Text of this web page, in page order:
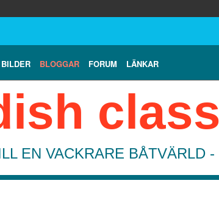
BILDER BLOGGAR FORUM LÄNKAR
EN VACKRARE BÅTVÄRLD